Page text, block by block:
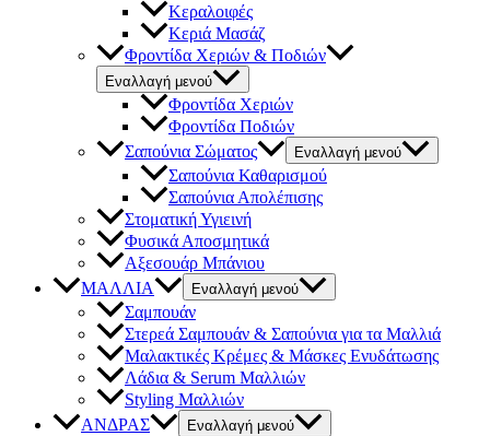
Κεραλοιφές
Κεριά Μασάζ
Φροντίδα Χεριών & Ποδιών
Εναλλαγή μενού
Φροντίδα Χεριών
Φροντίδα Ποδιών
Σαπούνια Σώματος
Εναλλαγή μενού
Σαπούνια Καθαρισμού
Σαπούνια Απολέπισης
Στοματική Υγιεινή
Φυσικά Αποσμητικά
Αξεσουάρ Μπάνιου
ΜΑΛΛΙΑ
Εναλλαγή μενού
Σαμπουάν
Στερεά Σαμπουάν & Σαπούνια για τα Μαλλιά
Μαλακτικές Κρέμες & Μάσκες Ενυδάτωσης
Λάδια & Serum Μαλλιών
Styling Μαλλιών
ΑΝΔΡΑΣ
Εναλλαγή μενού